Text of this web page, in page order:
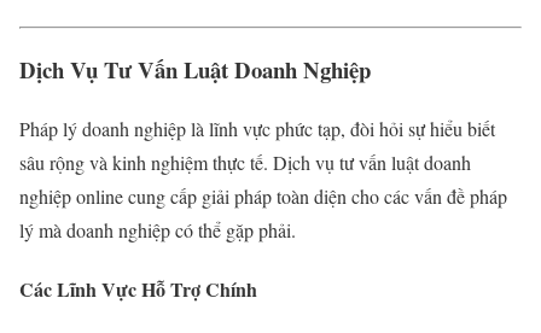
Dịch Vụ Tư Vấn Luật Doanh Nghiệp
Pháp lý doanh nghiệp là lĩnh vực phức tạp, đòi hỏi sự hiểu biết
sâu rộng và kinh nghiệm thực tế. Dịch vụ tư vấn luật doanh
nghiệp online cung cấp giải pháp toàn diện cho các vấn đề pháp
lý mà doanh nghiệp có thể gặp phải.
Các Lĩnh Vực Hỗ Trợ Chính